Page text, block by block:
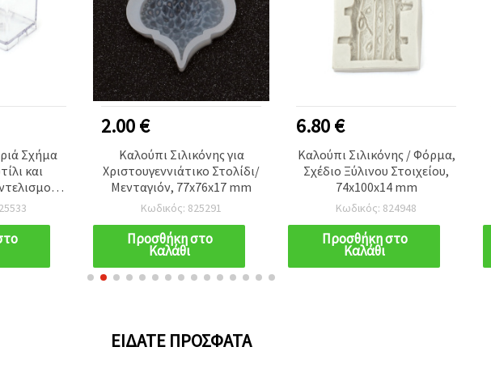
Σχήμα
και
mm
2.00 €
Καλούπι Σιλικόνης για
Χριστουγεννιάτικο Στολίδι/
Μενταγιόν, 77x76x17 mm
Κωδικός: 825291
Προσθήκη στο
Καλάθι
6.80 €
Καλούπι Σιλικόνης / Φόρμα,
Σχέδιο Ξύλινου Στοιχείου,
74x100x14 mm
Κωδικός: 824948
Προσθήκη στο
Καλάθι
ΕΊΔΑΤΕ ΠΡΌΣΦΑΤΑ